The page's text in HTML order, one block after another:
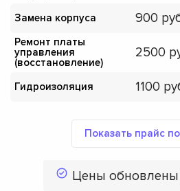
Замена корпуса 900
Ремонт платы
управления
(восстановление)
2500
Гидроизоляция 1100
Показать прайс
Цены обновлены